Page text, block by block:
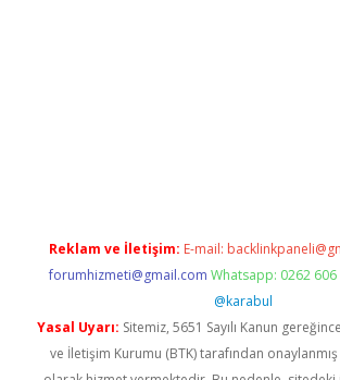
Reklam ve İletişim: E-mail:
forumhizmeti@gmail.com Whatsapp: 0262 606
@karabul
Yasal Uyarı: Sitemiz, 5651 Sayılı Kanun
ve İletişim Kurumu (BTK) tarafından onaylanmış